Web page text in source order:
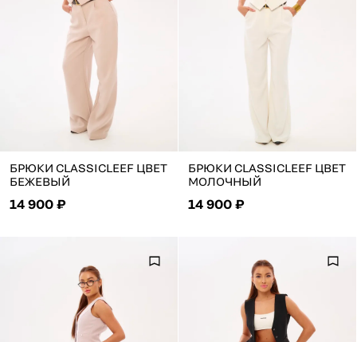
БРЮКИ CLASSICLEEF ЦВЕТ
БЕЖЕВЫЙ
14 900 ₽
БРЮКИ CLASSICLEEF ЦВЕТ
МОЛОЧНЫЙ
14 900 ₽